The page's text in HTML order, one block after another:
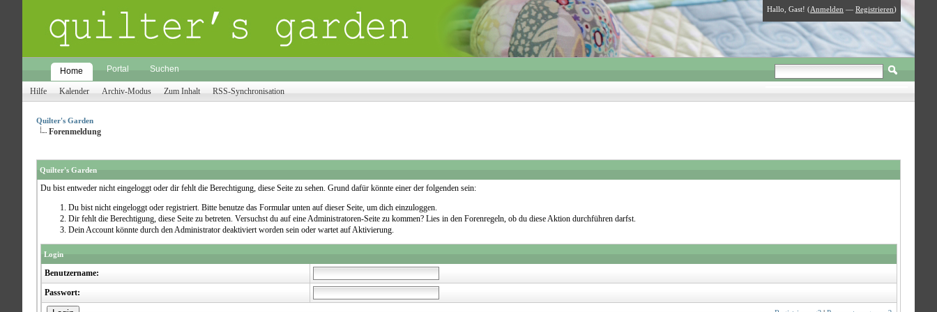
Hallo, Gast! (Anmelden — Registrieren)
Home Portal Suchen
Hilfe Kalender Archiv-Modus Zum Inhalt RSS-Synchronisation
Quilter's Garden
Forenmeldung
Quilter's Garden
Du bist entweder nicht eingeloggt oder dir fehlt die Berechtigung, diese Seite zu sehen. Grund dafür könnte einer der folgenden sein:
Du bist nicht eingeloggt oder registriert. Bitte benutze das Formular unten auf dieser Seite, um dich einzuloggen.
Dir fehlt die Berechtigung, diese Seite zu betreten. Versuchst du auf eine Administratoren-Seite zu kommen? Lies in den Forenregeln, ob du diese Aktion durchführen darfst.
Dein Account könnte durch den Administrator deaktiviert worden sein oder wartet auf Aktivierung.
Login
Benutzername:
Passwort: